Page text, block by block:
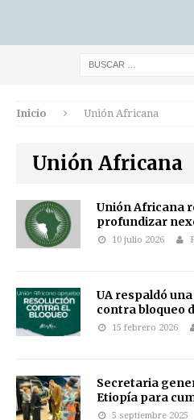
Inicio Unión Africana
Unión Africana
Unión Africana
profundizar
10 julio 2026
UA respaldó
contra bloqueo
15 febrero 2026
Secretaria
Etiopía para
5 septiembre 2025